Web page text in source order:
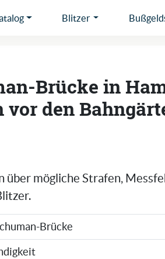
Blitzer
Brücke in
den
mögliche Strafen,
Brücke